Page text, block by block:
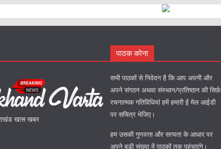
खास खबर
पाठक कोना
सभी पाठकों से निवेदन है कि आप अपनी और
अपने संगठन अथवा संस्थान/प्रतिष्ठान की सिर्फ़
रचनात्मक गतिविधियां हमें हमारी ई मेल आईडी
पर सचित्र भेजिए।
हम उसकी गुणवत्ता और सत्यता के आधार पर
अपने बड़ी संख्या में पाठकों तक पहुंचाएंगे।